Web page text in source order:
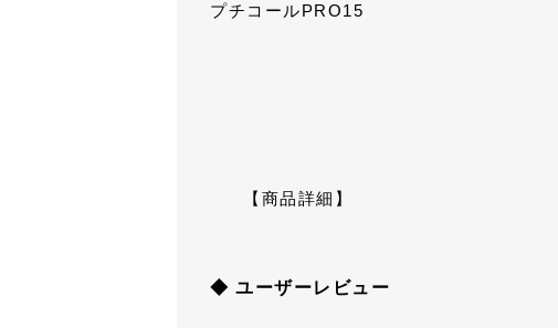
プチコールPRO15
【商品詳細】
◆ ユーザーレビュー